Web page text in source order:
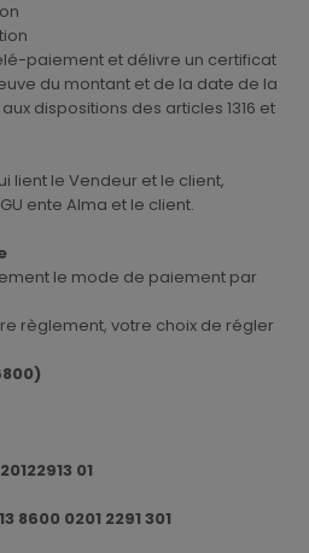
paiement et délivre un certificat
du montant et de la date de la
dispositions des articles 1316 et
lient le Vendeur et le client,
ente Alma et le client.
le mode de paiement par
règlement, votre choix de régler
01
8600 0201 2291 301